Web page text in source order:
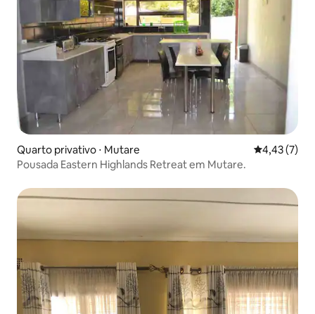
Quarto privativo ⋅ Mutare 4,43 de
4,43 (7)
Pousada Eastern Highlands Retreat em Mutare.